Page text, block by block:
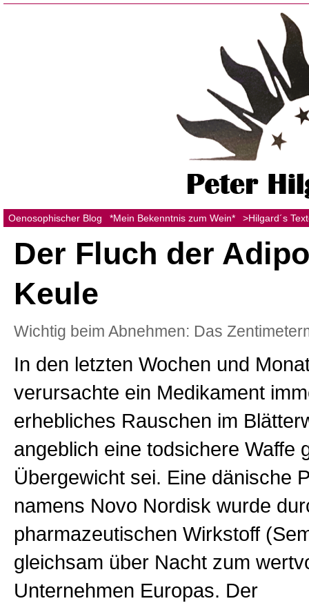
Oenosophischer Blog *Mein Bekenntnis zum Wein* >Hilgard´s
Der Fluch der
Keule
Wichtig beim Abnehmen: Das
In den letzten Wochen und
verursachte ein Medikament
erhebliches Rauschen im
angeblich eine todsichere Waffe
Übergewicht sei. Eine dänische
namens Novo Nordisk wurde
pharmazeutischen Wirkstoff
gleichsam über Nacht zum
Unternehmen Europas. Der